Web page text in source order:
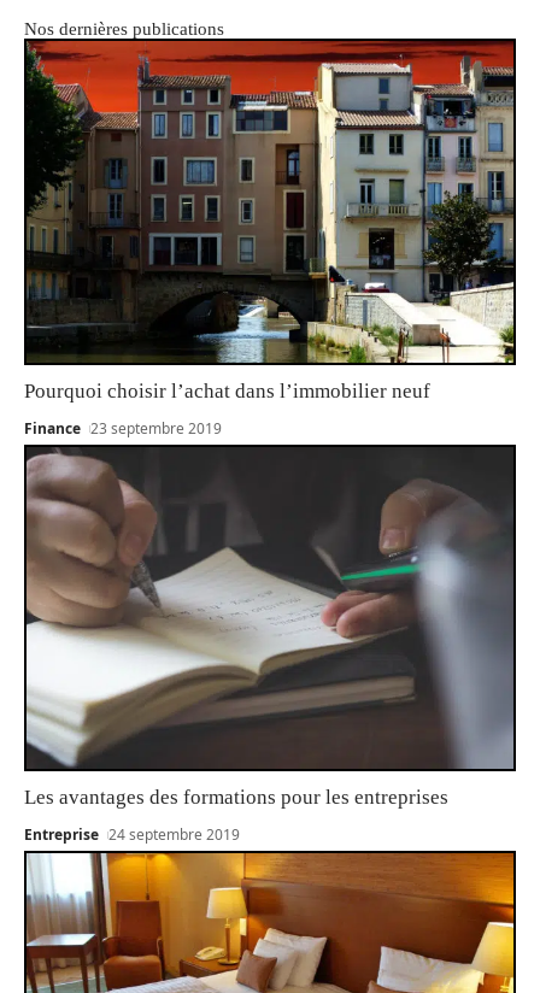
Nos dernières publications
Pourquoi choisir l’achat dans l’immobilier neuf
Finance 23 septembre 2019
Les avantages des formations pour les entreprises
Entreprise 24 septembre 2019